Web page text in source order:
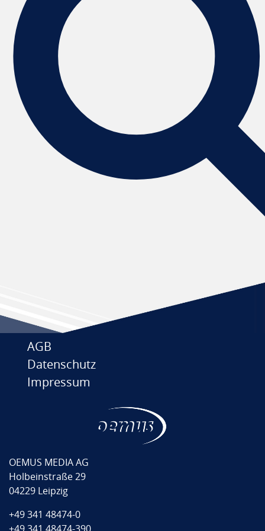
AGB
Datenschutz
Impressum
OEMUS MEDIA AG
Holbeinstraße 29
04229 Leipzig
+49 341 48474-0